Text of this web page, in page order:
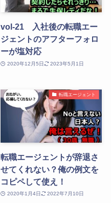
vol-21 入社後の転職エー
ジェントのアフターフォロ
ーが塩対応
2020年12月5日 2023年5月1日
転職エージェント
転職エージェントが辞退さ
せてくれない？俺の例文を
コピペして使え！
2020年1月4日 2022年7月10日